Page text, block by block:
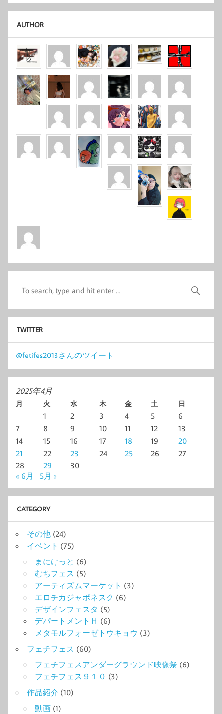
AUTHOR
TWITTER
@fetifes2013さんのツイート
2025年4月
月 火 水 木 金 土 日
1 2 3 4 5
6
7
8 9 10 11 12
13
14
15 16 17 18 19
20
21
22 23 24 25 26
27
28
29
30
« 6月
5月 »
CATEGORY
その他 (24)
イベント (75)
まにけっと (6)
むちフェス (5)
アーティズムマーケット (3)
エロチカジャポネスク (6)
デザインフェスタ (5)
デパートメントＨ (6)
メタモルフォーゼトウキョウ (3)
フェチフェス (60)
フェチフェスアンダーグラウンド映像祭 (6)
フェチフェス９１０ (3)
作品紹介 (10)
動画 (1)